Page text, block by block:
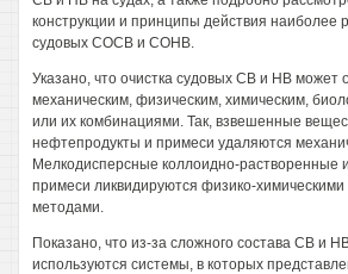
конструкции и принципы действия наиболее
судовых СОСВ и СОНВ.
Указано, что очистка судовых СВ и НВ может
механическим, физическим, химическим,
или их комбинациями. Так, взвешенные
нефтепродукты и примеси удаляются
Мелкодисперсные коллоидно-растворенные
примеси ликвидируются физико-
методами.
Показано, что из-за сложного состава СВ и
используются системы, в которых